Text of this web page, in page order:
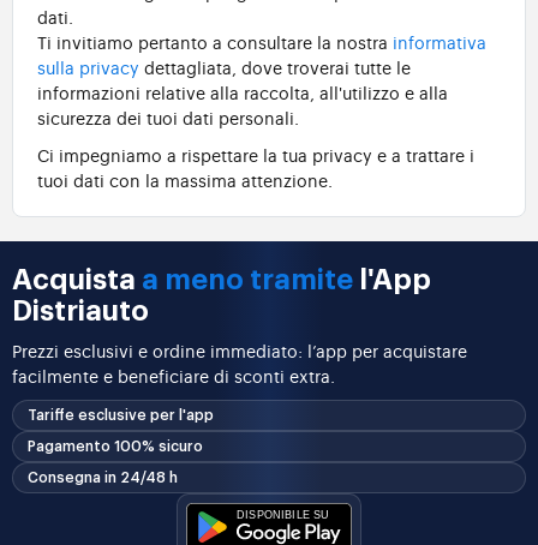
dati.
Ti invitiamo pertanto a consultare la nostra informativa
sulla privacy dettagliata, dove troverai tutte le
informazioni relative alla raccolta, all'utilizzo e alla
sicurezza dei tuoi dati personali.
Ci impegniamo a rispettare la tua privacy e a trattare i
tuoi dati con la massima attenzione.
Acquista a meno tramite l'App
Distriauto
Prezzi esclusivi e ordine immediato: l’app per acquistare
facilmente e beneficiare di sconti extra.
Tariffe esclusive per l'app
Pagamento 100% sicuro
Consegna in 24/48 h